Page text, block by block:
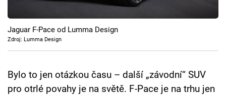
Pořady
Sledujte prima+
Jaguar F-Pace od Lumma Design
Zdroj: Lumma Design
Bylo to jen otázkou času – další „závodní“ SUV
pro otrlé povahy je na světě. F-Pace je na trhu jen